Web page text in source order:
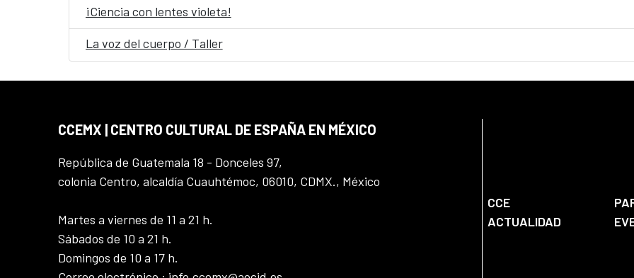
¡Ciencia con lentes violeta!
La voz del cuerpo / Taller
CCEMX | CENTRO CULTURAL DE ESPAÑA EN MÉXICO
República de Guatemala 18 - Donceles 97,
colonia Centro, alcaldía Cuauhtémoc, 06010, CDMX., México
Martes a viernes de 11 a 21 h.
Sábados de 10 a 21 h.
Domingos de 10 a 17 h.
CCE
ACTUALIDAD